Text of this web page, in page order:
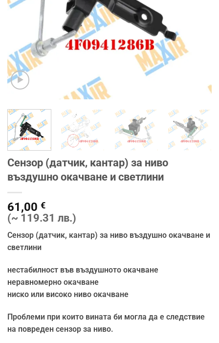
Сензор (датчик, кантар) за ниво
въздушно окачване и светлини
61,00 €
(~ 119.31 лв.)
Сензор (датчик, кантар) за ниво въздушно окачване и
светлини
нестабилност във въздушното окачване
неравномерно окачване
ниско или високо ниво окачване
Проблеми при които вината би могла да е следствие
на повреден сензор за ниво.